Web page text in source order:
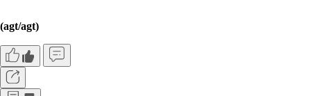
(agt/agt)